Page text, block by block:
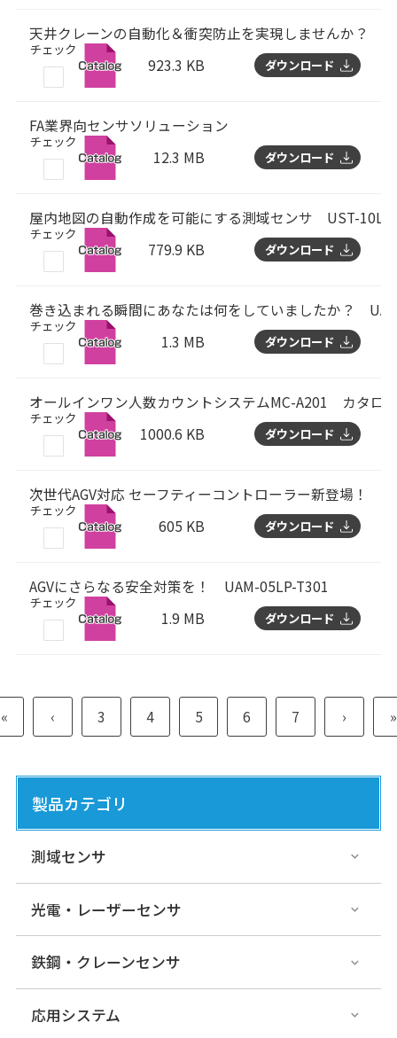
チェック
天井クレーンの自動化＆衝突防止を実現しませんか？
923.3 KB
ダウンロード
チェック
FA業界向センサソリューション
12.3 MB
ダウンロード
チェック
屋内地図の自動作成を可能にする測域センサ UST-10LX
779.9 KB
ダウンロード
チェック
巻き込まれる瞬間にあなたは何をしていましたか？
1.3 MB
ダウンロード
チェック
オールインワン人数カウントシステムMC-A201 カタロ
1000.6 KB
ダウンロード
チェック
次世代AGV対応 セーフティーコントローラー新登場！
605 KB
ダウンロード
チェック
AGVにさらなる安全対策を！ UAM-05LP-T301
1.9 MB
ダウンロード
« ‹ 3 4 5 6 7 › »
製品カテゴリ
測域センサ
光電・レーザーセンサ
鉄鋼・クレーンセンサ
応用システム